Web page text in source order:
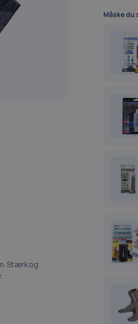
Stærk og
Måske du